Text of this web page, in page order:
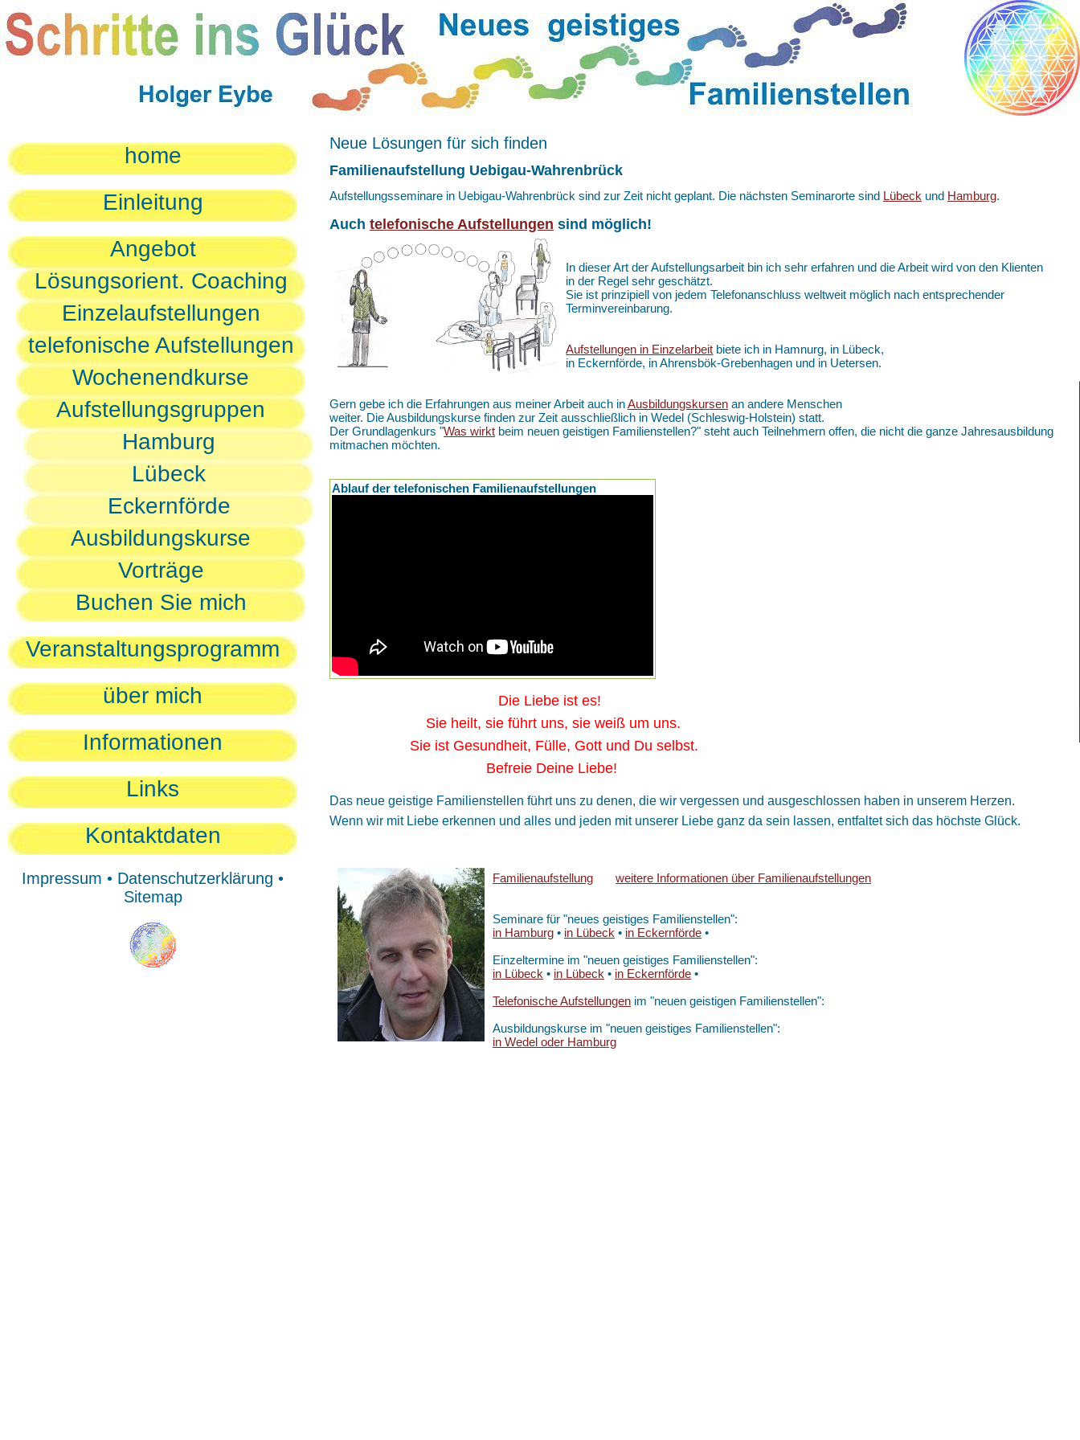
home
Einleitung
Angebot
Lösungsorient. Coaching
Einzelaufstellungen
telefonische Aufstellungen
Wochenendkurse
Aufstellungsgruppen
Hamburg
Lübeck
Eckernförde
Ausbildungskurse
Vorträge
Buchen Sie mich
Veranstaltungsprogramm
über mich
Informationen
Links
Kontaktdaten
Impressum • Datenschutzerklärung •
Sitemap
Neue Lösungen für sich finden
Familienaufstellung Uebigau-Wahrenbrück
Aufstellungsseminare in Uebigau-Wahrenbrück sind zur Zeit nicht geplant. Die nächsten Seminarorte sind Lübeck und Hamburg.
Auch telefonische Aufstellungen sind möglich!
In dieser Art der Aufstellungsarbeit bin ich sehr erfahren und die Arbeit wird von den Klienten
in der Regel sehr geschätzt.
Sie ist prinzipiell von jedem Telefonanschluss weltweit möglich nach entsprechender
Terminvereinbarung.
Aufstellungen in Einzelarbeit biete ich in Hamnurg, in Lübeck,
in Eckernförde, in Ahrensbök-Grebenhagen und in Uetersen.
Gern gebe ich die Erfahrungen aus meiner Arbeit auch inAusbildungskursen an andere Menschen
weiter. Die Ausbildungskurse finden zur Zeit ausschließlich in Wedel (Schleswig-Holstein) statt.
Der Grundlagenkurs "Was wirkt beim neuen geistigen Familienstellen?" steht auch Teilnehmern offen, die nicht die ganze Jahresausbildung
mitmachen möchten.
Ablauf der telefonischen Familienaufstellungen
Die Liebe ist es!
Sie heilt, sie führt uns, sie weiß um uns.
Sie ist Gesundheit, Fülle, Gott und Du selbst.
Befreie Deine Liebe!
Das neue geistige Familienstellen führt uns zu denen, die wir vergessen und ausgeschlossen haben in unserem Herzen.
Wenn wir mit Liebe erkennen und alles und jeden mit unserer Liebe ganz da sein lassen, entfaltet sich das höchste Glück.
Familienaufstellung weitere Informationen über Familienaufstellungen
Seminare für "neues geistiges Familienstellen":
in Hamburg • in Lübeck • in Eckernförde •
Einzeltermine im "neuen geistiges Familienstellen":
in Lübeck • in Lübeck • in Eckernförde •
Telefonische Aufstellungen im "neuen geistigen Familienstellen":
Ausbildungskurse im "neuen geistiges Familienstellen":
in Wedel oder Hamburg